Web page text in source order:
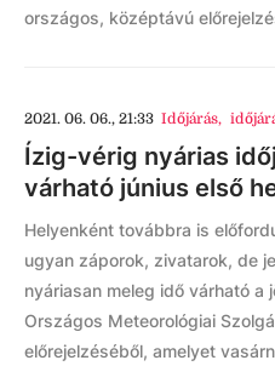
országos, középtávú
2021. 06. 06., 21:33 Időjárás,
Ízig-vérig nyárias
várható június első
Helyenként továbbra is
ugyan záporok, zivatarok, de
nyáriasan meleg idő várható a
Országos Meteorológiai
előrejelzéséből, amelyet